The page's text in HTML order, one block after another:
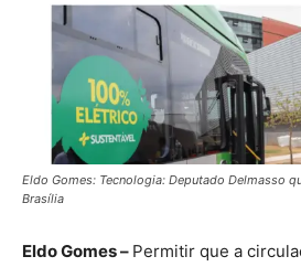
Eldo Gomes: Tecnologia: Deputado Delmasso
Brasília
Eldo Gomes – Permitir que a